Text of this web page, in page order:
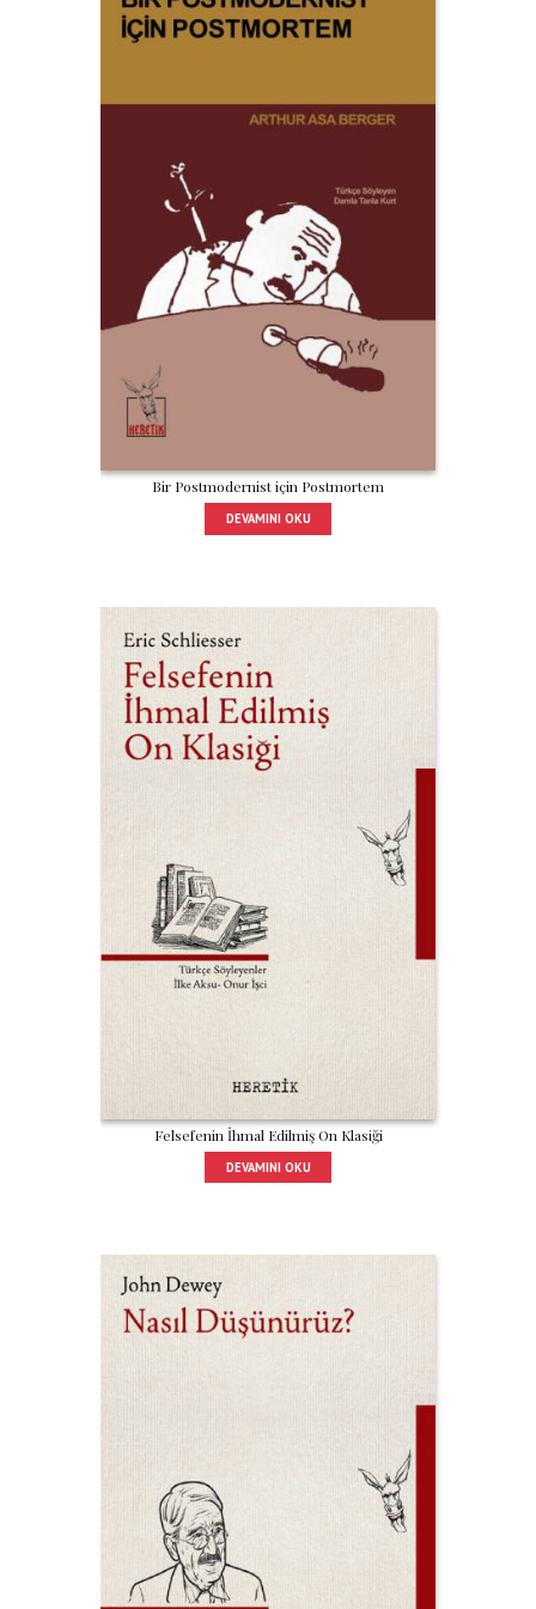
Bir Postmodernist için Postmortem
DEVAMINI OKU
Felsefenin İhmal Edilmiş On Klasiği
DEVAMINI OKU